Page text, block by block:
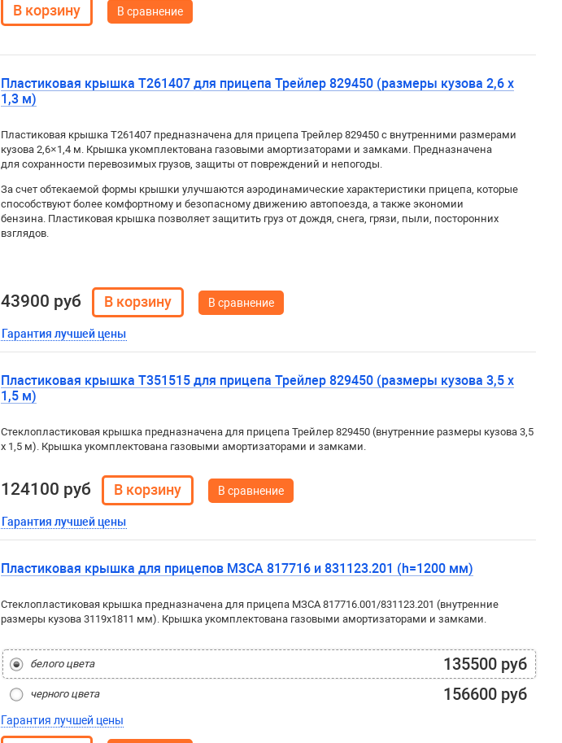
В сравнение
Пластиковая крышка Т261407 для прицепа Трейлер 829450 (размеры кузова 2,6 х
1,3 м)
Пластиковая крышка Т261407 предназначена для прицепа Трейлер 829450 с внутренними размерами
кузова 2,6×1,4 м. Крышка укомплектована газовыми амортизаторами и замками. Предназначена
для сохранности перевозимых грузов, защиты от повреждений и непогоды.
За счет обтекаемой формы крышки улучшаются аэродинамические характеристики прицепа, которые
способствуют более комфортному и безопасному движению автопоезда, а также экономии
бензина. Пластиковая крышка позволяет защитить груз от дождя, снега, грязи, пыли, посторонних
взглядов.
43900 руб
Гарантия лучшей цены
В сравнение
Пластиковая крышка Т351515 для прицепа Трейлер 829450 (размеры кузова 3,5 х
1,5 м)
Стеклопластиковая крышка предназначена для прицепа Трейлер 829450 (внутренние размеры кузова 3,5
х 1,5 м). Крышка укомплектована газовыми амортизаторами и замками.
124100 руб
Гарантия лучшей цены
В сравнение
Пластиковая крышка для прицепов МЗСА 817716 и 831123.201 (h=1200 мм)
Стеклопластиковая крышка предназначена для прицепа МЗСА 817716.001/831123.201 (внутренние
размеры кузова 3119x1811 мм). Крышка укомплектована газовыми амортизаторами и замками.
белого цвета 135500 руб
черного цвета 156600 руб
Гарантия лучшей цены